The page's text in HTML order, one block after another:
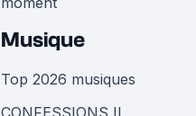
Musique
Top 2026 musiques
CONFESSIONS II